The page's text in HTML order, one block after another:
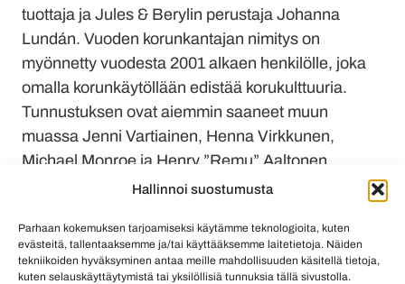
Hallinnoi suostumusta
Parhaan kokemuksen tarjoamiseksi käytämme teknologioita, kuten
evästeitä, tallentaaksemme ja/tai käyttääksemme laitetietoja. Näiden
tekniikoiden hyväksyminen antaa meille mahdollisuuden käsitellä tietoja,
kuten selauskäyttäytymistä tai yksilöllisiä tunnuksia tällä sivustolla.
tuottaja ja Jules & Berylin perustaja Johanna
Lundán. Vuoden korunkantajan nimitys on
myönnetty vuodesta 2001 alkaen henkilölle, joka
omalla korunkäytöllään edistää korukulttuuria.
Tunnustuksen ovat aiemmin saaneet muun
muassa Jenni Vartiainen, Henna Virkkunen,
Michael Monroe ja Henry ”Remu” Aaltonen.
”Johanna on vienyt kiinnostuksensa koruihin, ja
nimenomaan suomalaisiin koruihin, astetta
pidemmälle. Hänen kiinnostus kotimaiseen
korumuotoiluun on johtanut useisiin konkreettisiin